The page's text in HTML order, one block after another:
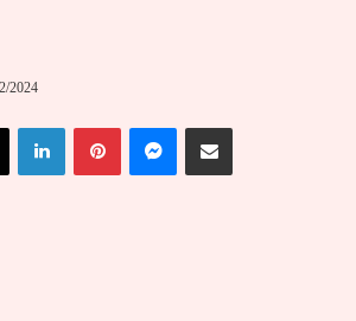
2024
X LinkedinPinterestMessengerPartager par email